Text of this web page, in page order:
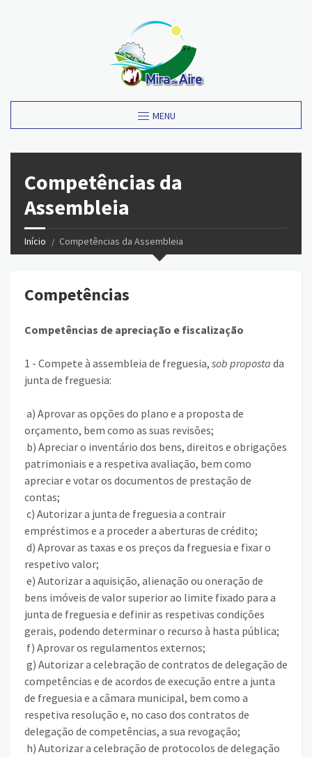
MENU
Competências da
Assembleia
Início Competências da Assembleia
Competências
Competências de apreciação e fiscalização
1 - Compete à assembleia de freguesia, sob proposta da
junta de freguesia:
a) Aprovar as opções do plano e a proposta de
orçamento, bem como as suas revisões;
b) Apreciar o inventário dos bens, direitos e obrigações
patrimoniais e a respetiva avaliação, bem como
apreciar e votar os documentos de prestação de
contas;
c) Autorizar a junta de freguesia a contrair
empréstimos e a proceder a aberturas de crédito;
d) Aprovar as taxas e os preços da freguesia e fixar o
respetivo valor;
e) Autorizar a aquisição, alienação ou oneração de
bens imóveis de valor superior ao limite fixado para a
junta de freguesia e definir as respetivas condições
gerais, podendo determinar o recurso à hasta pública;
f) Aprovar os regulamentos externos;
g) Autorizar a celebração de contratos de delegação de
competências e de acordos de execução entre a junta
de freguesia e a câmara municipal, bem como a
respetiva resolução e, no caso dos contratos de
delegação de competências, a sua revogação;
h) Autorizar a celebração de protocolos de delegação